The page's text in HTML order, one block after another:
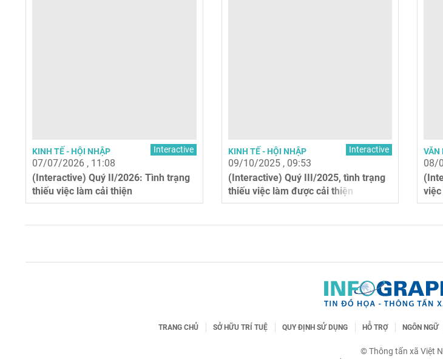
KINH TẾ - HỘI NHẬP Interactive
07/07/2026 , 11:08
(Interactive) Quý II/2026: Tình trạng
thiếu việc làm cải thiện
KINH TẾ - HỘI NHẬP Interactive
09/10/2025 , 09:53
(Interactive) Quý III/2025, tình trạng
thiếu việc làm được cải thiện
VĂN
08/
việc
TRANG CHỦ SỞ HỮU TRÍ TUỆ QUY ĐỊNH SỬ DỤNG HỖ TRỢ NGÔN NGỮ
© Thông tấn xã Việt